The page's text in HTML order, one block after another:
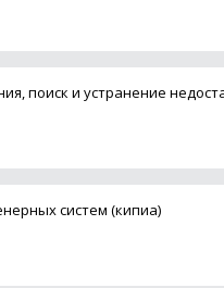
поиск и устранение
систем (кипиа)